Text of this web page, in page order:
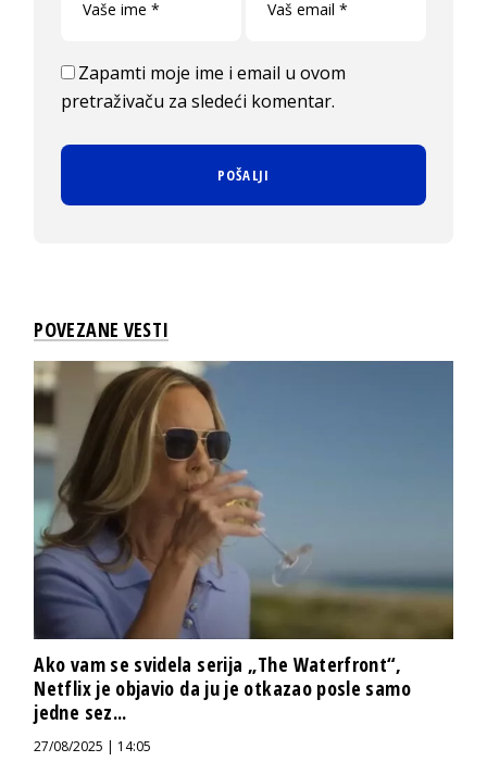
Zapamti moje ime i email u ovom
pretraživaču za sledeći komentar.
POVEZANE VESTI
Ako vam se svidela serija „The Waterfront“,
Netflix je objavio da ju je otkazao posle samo
jedne sez...
27/08/2025 | 14:05